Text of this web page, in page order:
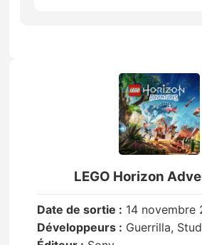
LEGO Horizon
Date de sortie : 14 novembre
Développeurs : Guerrilla,